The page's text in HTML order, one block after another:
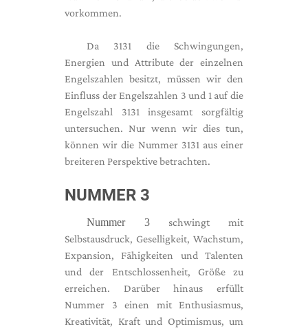
vorkommen.
Da 3131 die Schwingungen,
Energien und Attribute der einzelnen
Engelszahlen besitzt, müssen wir den
Einfluss der Engelszahlen 3 und 1 auf die
Engelszahl 3131 insgesamt sorgfältig
untersuchen. Nur wenn wir dies tun,
können wir die Nummer 3131 aus einer
breiteren Perspektive betrachten.
NUMMER 3
Nummer 3 schwingt mit
Selbstausdruck, Geselligkeit, Wachstum,
Expansion, Fähigkeiten und Talenten
und der Entschlossenheit, Größe zu
erreichen. Darüber hinaus erfüllt
Nummer 3 einen mit Enthusiasmus,
Kreativität, Kraft und Optimismus, um